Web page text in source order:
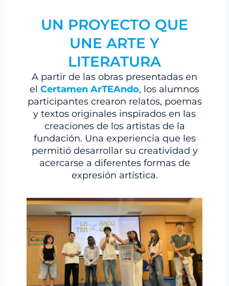
UN PROYECTO QUE
UNE ARTE Y
LITERATURA
A partir de las obras presentadas en
el Certamen ArTEAndo, los alumnos
participantes crearon relatos, poemas
y textos originales inspirados en las
creaciones de los artistas de la
fundación. Una experiencia que les
permitió desarrollar su creatividad y
acercarse a diferentes formas de
expresión artística.